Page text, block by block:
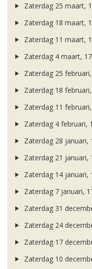
Zaterdag 25 maart,
Zaterdag 18 maart,
Zaterdag 11 maart,
Zaterdag 4 maart,
Zaterdag 25
Zaterdag 18
Zaterdag 11
Zaterdag 4 februari,
Zaterdag 28 januari,
Zaterdag 21 januari,
Zaterdag 14 januari,
Zaterdag 7 januari,
Zaterdag 31
Zaterdag 24
Zaterdag 17
Zaterdag 10